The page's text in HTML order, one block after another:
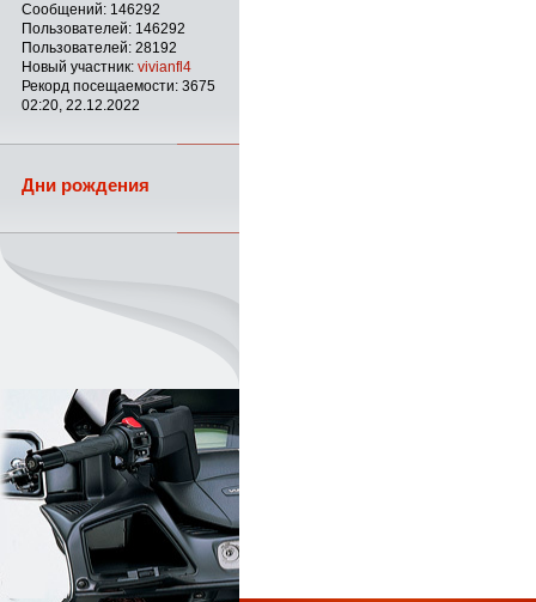
Сообщений: 146292
Пользователей: 146292
Пользователей: 28192
Новый участник: vivianfl4
Рекорд посещаемости: 3675
02:20, 22.12.2022
Дни рождения